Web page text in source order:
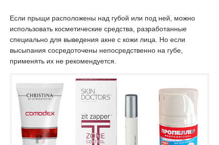
Если прыщи расположены над губой или под ней, можно
использовать косметические средства, разработанные
специально для выведения акне с кожи лица. Но если
высыпания сосредоточены непосредственно на губе,
применять их не рекомендуется.